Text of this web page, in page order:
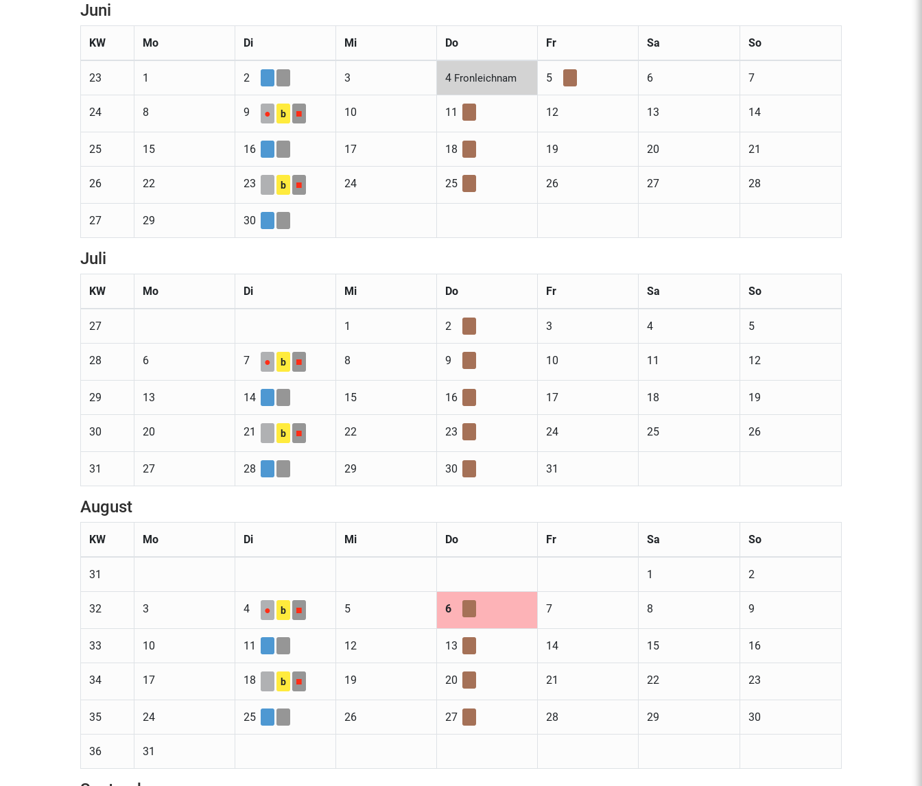
Juni
KW Mo Di Mi Do Fr Sa So
23 1 2 3 4 Fronleichnam 5 6 7
24 8 9 ● b ■ 10 11 12 13 14
25 15 16 17 18 19 20 21
26 22 23 b ■ 24 25 26 27 28
27 29 30
Juli
KW Mo Di Mi Do Fr Sa So
27 1 2 3 4 5
28 6 7 ● b ■ 8 9 10 11 12
29 13 14 15 16 17 18 19
30 20 21 b ■ 22 23 24 25 26
31 27 28 29 30 31
August
KW Mo Di Mi Do Fr Sa So
31 1 2
32 3 4 ● b ■ 5 6 7 8 9
33 10 11 12 13 14 15 16
34 17 18 b ■ 19 20 21 22 23
35 24 25 26 27 28 29 30
36 31